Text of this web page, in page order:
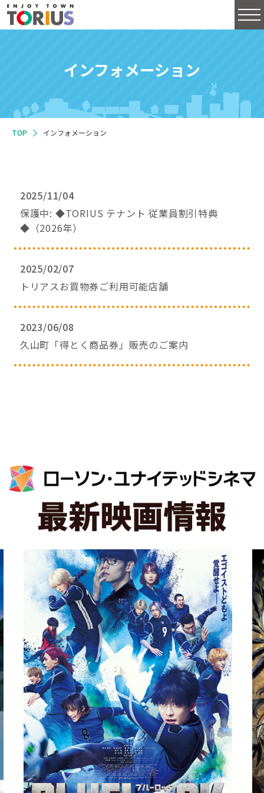
インフォメーション
TOP インフォメーション
2025/11/04
保護中: ◆TORIUS テナント 従業員割引特典
◆（2026年）
2025/02/07
トリアスお買物券ご利用可能店舗
2023/06/08
久山町「得とく商品券」販売のご案内